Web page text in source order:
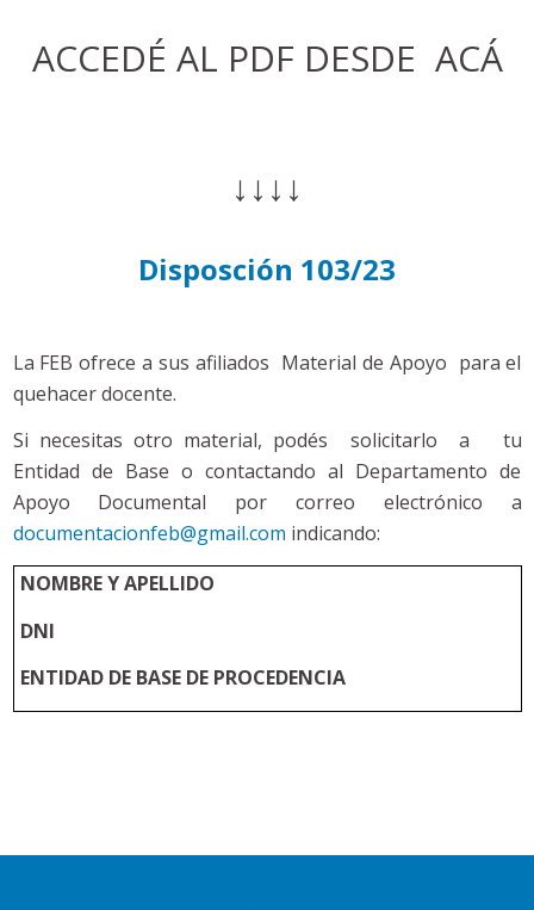
ACCEDÉ AL PDF DESDE ACÁ
↓↓↓↓
Disposción 103/23
La FEB ofrece a sus afiliados Material de Apoyo para el
quehacer docente.
Si necesitas otro material, podés solicitarlo a tu
Entidad de Base o contactando al Departamento de
Apoyo Documental por correo electrónico a
documentacionfeb@gmail.com indicando:
NOMBRE Y APELLIDO
DNI
ENTIDAD DE BASE DE PROCEDENCIA